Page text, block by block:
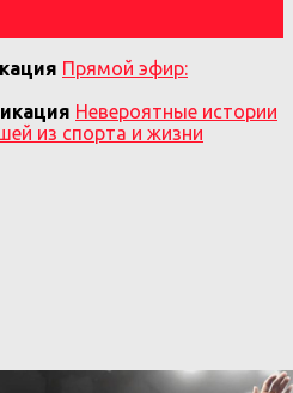
Прямой эфир:
Невероятные истории
из спорта и жизни